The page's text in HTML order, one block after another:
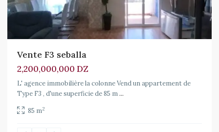
Vente F3 seballa
2,200,000,000 DZ
L' agence immobilière la colonne Vend un appartement de
Type F3 , d'une superficie de 85 m...
85 m2